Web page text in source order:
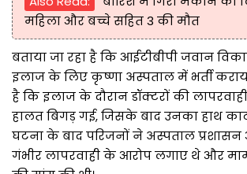
महिला और बच्चे सहित 3 की मौत
बताया जा रहा है कि आईटीबीपी जवान
इलाज के लिए कृष्णा अस्पताल में भर्ती
है कि इलाज के दौरान डॉक्टरों की
हालत बिगड़ गई, जिसके बाद उनका हाथ
घटना के बाद परिजनों ने अस्पताल प्रशासन
गंभीर लापरवाही के आरोप लगाए थे और